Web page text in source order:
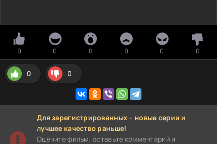
0 0 0 0 0 0
0 0
Для зарегистрированных – новые серии и
лучшее качество раньше!
Оцените фильм, оставьте комментарий и